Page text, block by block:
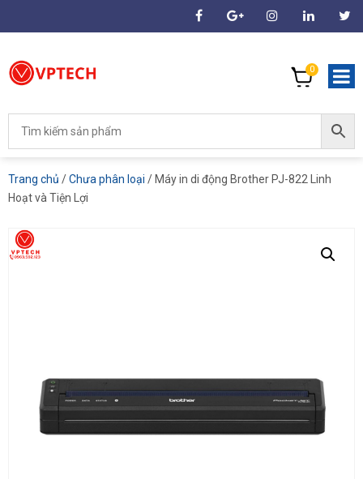
0
Trang chủ /Chưa phân loại / Máy in di động Brother PJ-822 Linh
Hoạt và Tiện Lợi